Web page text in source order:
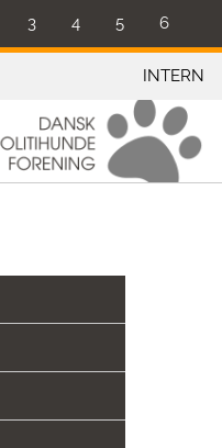
6
5
4
3
INTERN